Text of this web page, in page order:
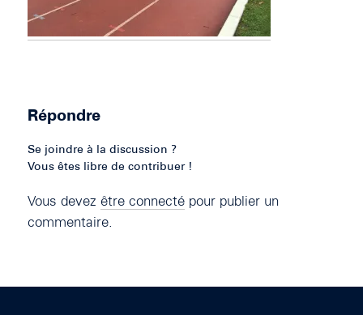
Répondre
Se joindre à la discussion ?
Vous êtes libre de contribuer !
Vous devez être connectépour publier un
commentaire.